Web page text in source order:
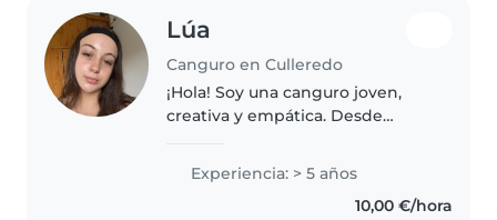
Lúa
Canguro en Culleredo
¡Hola! Soy una canguro joven,
creativa y empática. Desde
hermana y primos. Me encanta
dibujar, leer cuentos y hacer
manualidades con los niños.
Experiencia: > 5 años
10,00 €/hora